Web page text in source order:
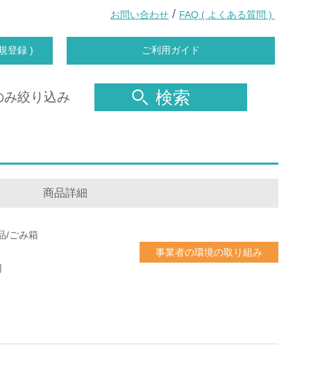
お問い合わせ / FAQ ( よくある質問 )
登録 ) ご利用ガイド
み絞り込み 検索
商品詳細
/ごみ箱
事業者の環境の取り組み